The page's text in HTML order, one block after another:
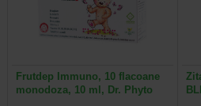
Frutdep Immuno, 10 flacoane
monodoza, 10 ml, Dr. Phyto